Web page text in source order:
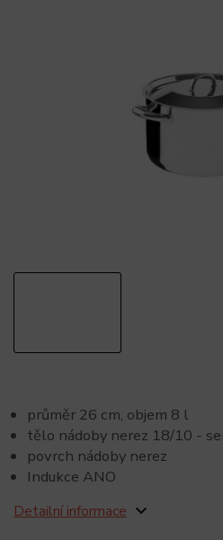
průměr 26 cm, objem 8 l
tělo nádoby nerez 18/10 -
povrch nádoby nerez
Indukce ANO
Detailní informace